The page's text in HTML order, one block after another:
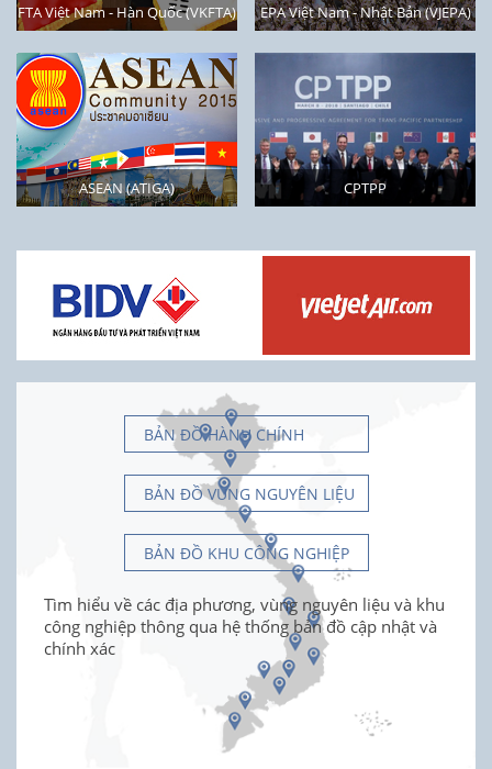
FTA Việt Nam - Hàn Quốc (VKFTA) EPA Việt Nam - Nhật Bản (VJEPA)
ASEAN (ATIGA) CPTPP
BẢN ĐỒ HÀNH CHÍNH
BẢN ĐỒ VÙNG NGUYÊN LIỆU
BẢN ĐỒ KHU CÔNG NGHIỆP
Tìm hiểu về các địa phương, vùng nguyên liệu và khu
công nghiệp thông qua hệ thống bản đồ cập nhật và
chính xác